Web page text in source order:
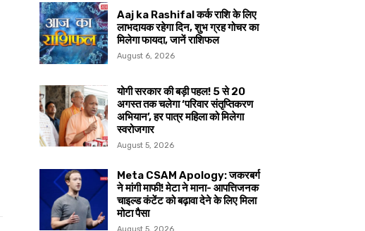
Aaj ka Rashifal कर्क राशि के लिए
लाभदायक रहेगा दिन, शुभ ग्रह गोचर का
मिलेगा फायदा, जानें राशिफल
August 6, 2026
योगी सरकार की बड़ी पहल! 5 से 20
अगस्त तक चलेगा ‘परिवार संतृप्तिकरण
अभियान’, हर पात्र महिला को मिलेगा
स्वरोजगार
August 5, 2026
Meta CSAM Apology: जकरबर्ग
ने मांगी माफी! मेटा ने माना- आपत्तिजनक
चाइल्ड कंटेंट को बढ़ावा देने के लिए मिला
मोटा पैसा
August 5, 2026